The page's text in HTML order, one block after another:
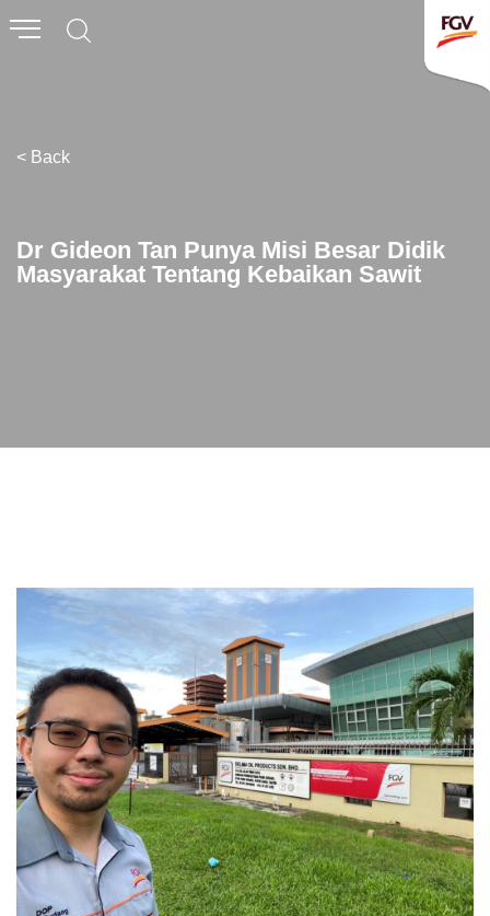
Submit
Company Overview
Global Presence
Corporate Governance
Plantation
Oils & Fats
Sugar
Logistics & Support
Consumer Products
Investor Relations
IR Home
Stock Information
< Back
Dr Gideon Tan Punya Misi Besar Didik
Masyarakat Tentang Kebaikan Sawit